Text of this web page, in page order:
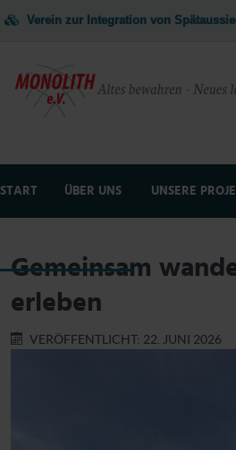
Verein zur Integration von
START ÜBER UNS UNSERE
Gemeinsam
erleben
VERÖFFENTLICHT: 22. JUNI 2026